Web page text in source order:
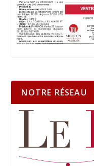
NOTRE RÉSEAU